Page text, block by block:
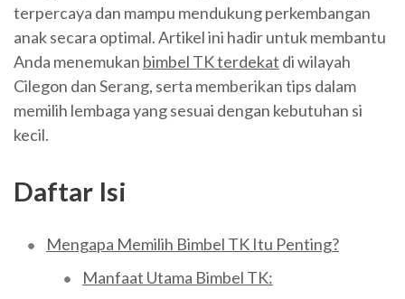
terpercaya dan mampu mendukung perkembangan
anak secara optimal. Artikel ini hadir untuk membantu
Anda menemukan bimbel TK terdekat di wilayah
Cilegon dan Serang, serta memberikan tips dalam
memilih lembaga yang sesuai dengan kebutuhan si
kecil.
Daftar Isi
Mengapa Memilih Bimbel TK Itu Penting?
Manfaat Utama Bimbel TK: